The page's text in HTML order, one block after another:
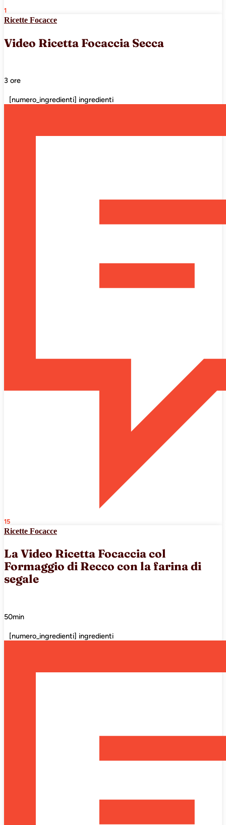
1
Ricette Focacce
Video Ricetta Focaccia Secca
3 ore
[numero_ingredienti] ingredienti
15
Ricette Focacce
La Video Ricetta Focaccia col
Formaggio di Recco con la farina di
segale
50min
[numero_ingredienti] ingredienti